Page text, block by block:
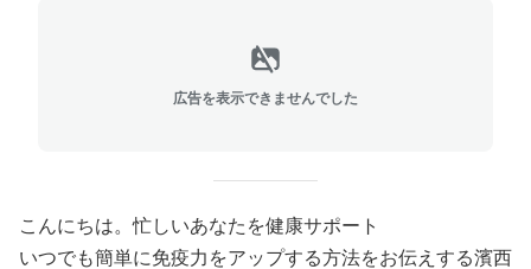
広告を表示できませんでした
こんにちは。忙しいあなたを健康サポート
いつでも簡単に免疫力をアップする方法をお伝えする濱西